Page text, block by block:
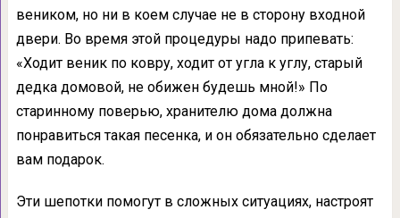
веником, но ни в коем случае не в сторону входной
двери. Во время этой процедуры надо припевать:
«Ходит веник по ковру, ходит от угла к углу, старый
дедка домовой, не обижен будешь мной!» По
старинному поверью, хранителю дома должна
понравиться такая песенка, и он обязательно сделает
вам подарок.
Эти шепотки помогут в сложных ситуациях, настроят